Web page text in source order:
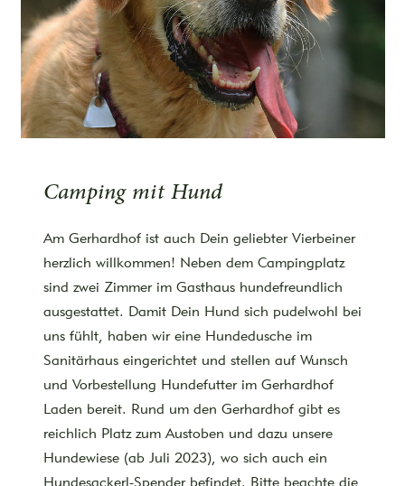
Camping mit Hund
Am Gerhardhof ist auch Dein geliebter Vierbeiner
herzlich willkommen! Neben dem Campingplatz
sind zwei Zimmer im Gasthaus hundefreundlich
ausgestattet. Damit Dein Hund sich pudelwohl bei
uns fühlt, haben wir eine Hundedusche im
Sanitärhaus eingerichtet und stellen auf Wunsch
und Vorbestellung Hundefutter im Gerhardhof
Laden bereit. Rund um den Gerhardhof gibt es
reichlich Platz zum Austoben und dazu unsere
Hundewiese (ab Juli 2023), wo sich auch ein
Hundesackerl-Spender befindet. Bitte beachte die